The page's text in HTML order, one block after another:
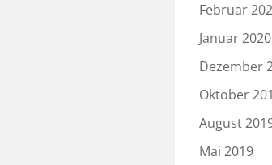
Februar
Januar 2020
Dezember
Oktober
August
Mai 2019